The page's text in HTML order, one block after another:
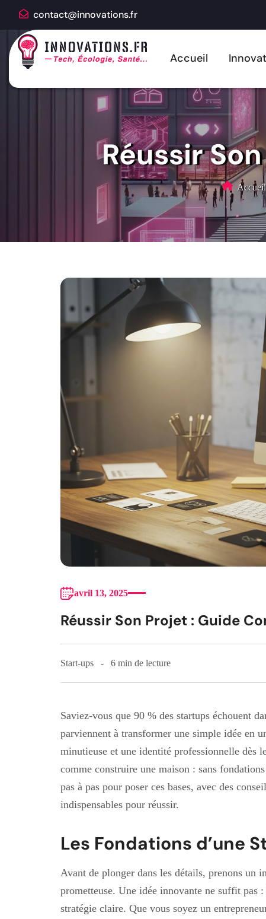
contact@innovations.fr
Accueil
Réussir
Accueil
avril 13, 2025
Réussir Son Projet : Guide
Start-ups 6 min de lecture
Saviez-vous que 90 % des startups échouent
parviennent à transformer une simple idée en
minutieuse et une identité professionnelle dès
comme construire une maison : sans
pas à pas pour poser ces bases, avec des
indispensables pour réussir.
Les Fondations d’une
Avant de plonger dans les détails, prenons un
prometteuse. Une idée innovante ne suffit pas
stratégie claire. Que vous soyez un